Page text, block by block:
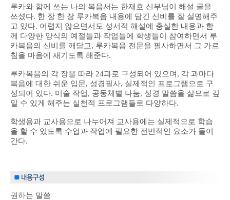
루카와 함께 쓰는 나의 복음서는 한재호 신부님이 해설 글을
쓰셨다. 한 장 한 장 루카복음 내용에 담긴 신비를 잘 설명해주
고 있다. 어렵지 않으면서도 성서적 해설에 충실한 내용과 함
께 다양한 양식의 예절들과 작업들에 학생들이 참여하면서 루
카복음의 신비를 깨닫고, 루카복음 전문을 필사하면서 그 가르
침을 마음에 새기도록 해준다.
루카복음의 각 장을 따라 24과로 구성되어 있으며, 각 과마다
복음에 대한 쉬운 입문, 성경필사, 실제적인 프로그램으로 구
성되어 있다. 미술 작업, 공동체별 나눔, 성경 말씀을 삶으로 깊
일 수 있게 해주는 실천적 프로그램들로 다양하다.
학생용과 교사용으로 나누어져 교사용에는 실제적으로 학습
을 할 수 있도록 수업과 작업에 필요한 전반적인 요소가 들어
간다.
권하는 말씀